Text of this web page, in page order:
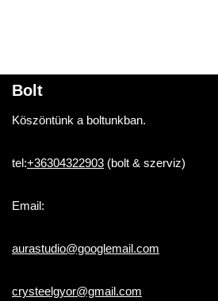
Bolt
Köszöntünk a boltunkban.
tel:+36304322903 (bolt & szerviz)
Email:
aurastudio@googlemail.com
crysteelgyor@gmail.com